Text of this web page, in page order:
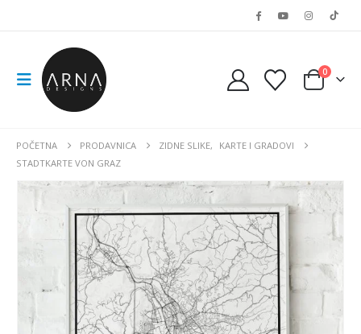
0
POČETNA PRODAVNICA ZIDNE SLIKE,
KARTE I GRADOVI
STADTKARTE VON GRAZ